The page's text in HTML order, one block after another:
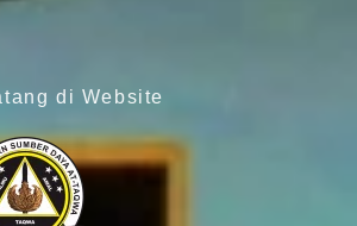
di Website